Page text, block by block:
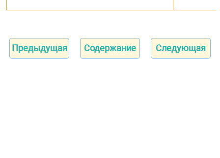
Предыдущая Содержание Следующая